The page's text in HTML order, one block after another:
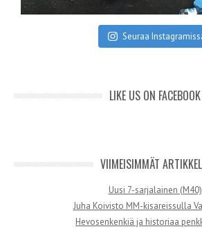
Seuraa
LIKE US ON FACEBOOK
VIIMEISIMMÄT
Uusi 7-sarjalainen (M40)
Juha Koivisto MM-kisareissulla
Hevosenkenkiä ja historiaa